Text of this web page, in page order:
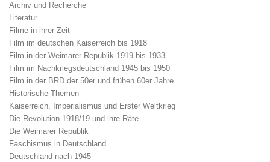
Archiv und Recherche
Literatur
Filme in ihrer Zeit
Film im deutschen Kaiserreich bis 1918
Film in der Weimarer Republik 1919 bis 1933
Film im Nachkriegsdeutschland 1945 bis 1950
Film in der BRD der 50er und frühen 60er Jahre
Historische Themen
Kaiserreich, Imperialismus und Erster Weltkrieg
Die Revolution 1918/19 und ihre Räte
Die Weimarer Republik
Faschismus in Deutschland
Deutschland nach 1945